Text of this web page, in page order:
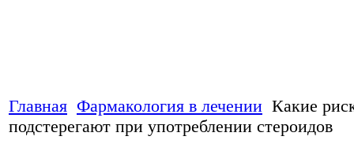
Главная Фармакология в лечении Какие
подстерегают при употреблении стероидов